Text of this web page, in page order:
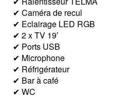
✔ Caméra de recul
✔ Eclairage LED RGB
✔ 2 x TV 19′
✔ Ports USB
✔ Microphone
✔ Réfrigérateur
✔ Bar à café
✔ WC